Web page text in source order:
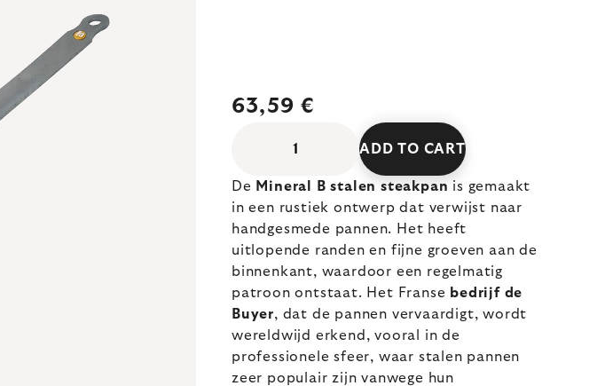
63,59 €
ADD TO CART
De Mineral B stalen steakpan is gemaakt
in een rustiek ontwerp dat verwijst naar
handgesmede pannen. Het heeft
uitlopende randen en fijne groeven aan de
binnenkant, waardoor een regelmatig
patroon ontstaat. Het Franse bedrijf de
Buyer, dat de pannen vervaardigt, wordt
wereldwijd erkend, vooral in de
professionele sfeer, waar stalen pannen
zeer populair zijn vanwege hun